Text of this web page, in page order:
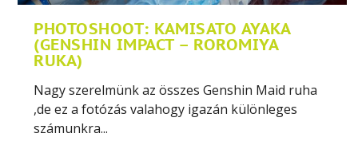
PHOTOSHOOT: KAMISATO AYAKA
(GENSHIN IMPACT – ROROMIYA
RUKA)
Nagy szerelmünk az összes Genshin Maid ruha
,de ez a fotózás valahogy igazán különleges
számunkra...